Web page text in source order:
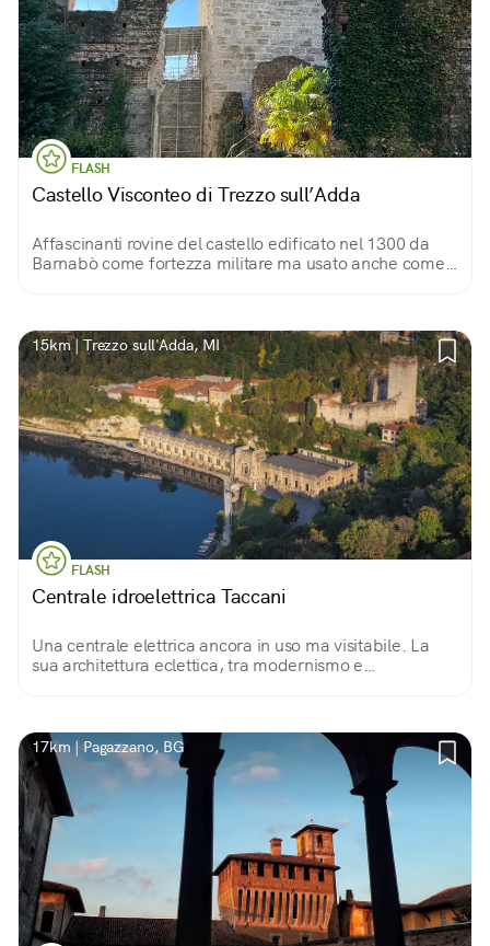
FLASH
Castello Visconteo di Trezzo sull’Adda
Affascinanti rovine del castello edificato nel 1300 da
Barnabò come fortezza militare ma usato anche come
15km | Trezzo sull'Adda, MI
FLASH
Centrale idroelettrica Taccani
Una centrale elettrica ancora in uso ma visitabile. La
sua architettura eclettica, tra modernismo e
17km | Pagazzano, BG